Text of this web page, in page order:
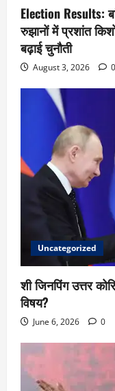
Election Results:
रुझानों में प्रशांत
बढ़ाई चुनौती
August 3, 2026 0
Uncategorized
शी जिनपिंग उत्तर
विषय?
June 6, 2026 0